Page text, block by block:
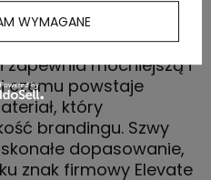
i stanowi
garderoby.
zapewnia mocniejszą i
czemu powstaje
który
brandingu. Szwy
dopasowanie,
znak firmowy Elevate
WYMAGANE